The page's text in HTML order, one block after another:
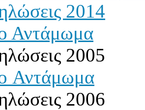
2014
Αντάμωμα
2005
Αντάμωμα
2006